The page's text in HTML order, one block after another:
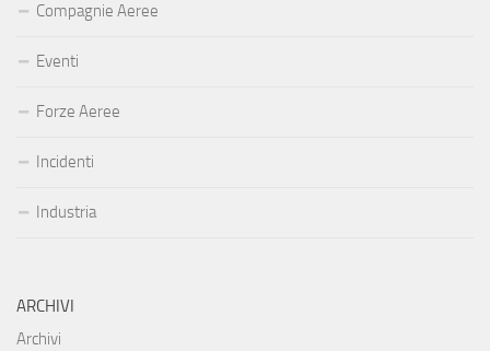
Compagnie Aeree
Eventi
Forze Aeree
Incidenti
Industria
ARCHIVI
Archivi